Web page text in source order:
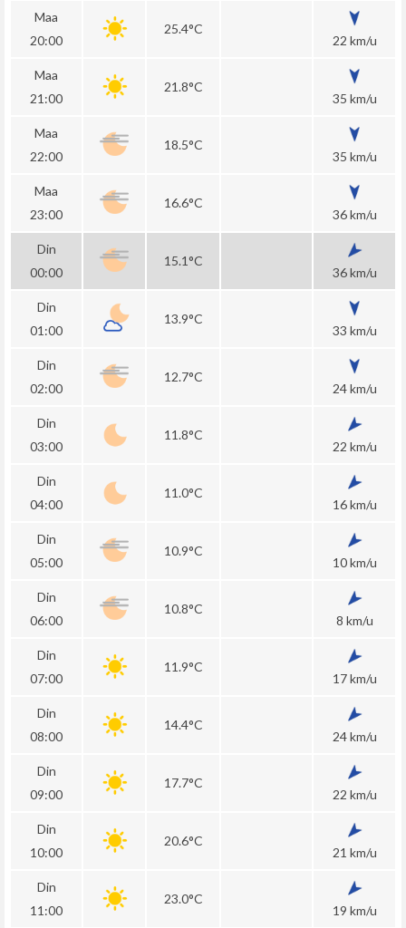
Maa
20:00
25.4°C
22 km/u
Maa
21:00
21.8°C
35 km/u
Maa
22:00
18.5°C
35 km/u
Maa
23:00
16.6°C
36 km/u
Din
00:00
15.1°C
36 km/u
Din
01:00
13.9°C
33 km/u
Din
02:00
12.7°C
24 km/u
Din
03:00
11.8°C
22 km/u
Din
04:00
11.0°C
16 km/u
Din
05:00
10.9°C
10 km/u
Din
06:00
10.8°C
8 km/u
Din
07:00
11.9°C
17 km/u
Din
08:00
14.4°C
24 km/u
Din
09:00
17.7°C
22 km/u
Din
10:00
20.6°C
21 km/u
Din
11:00
23.0°C
19 km/u